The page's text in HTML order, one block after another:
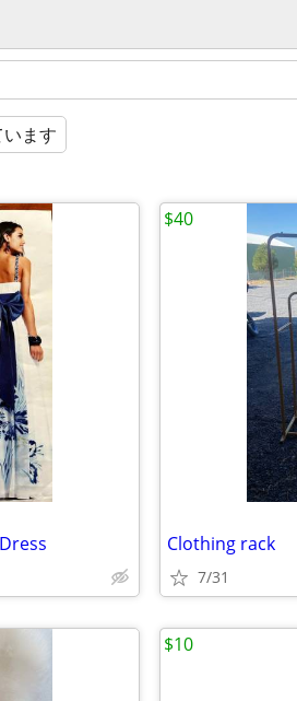
ます
Clothing rack
7/31
$40
$10